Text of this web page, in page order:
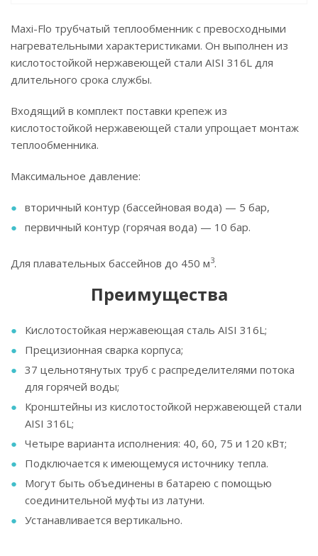
Maxi-Flo трубчатый теплообменник с превосходными
нагревательными характеристиками. Он выполнен из
кислотостойкой нержавеющей стали AISI 316L для
длительного срока службы.
Входящий в комплект поставки крепеж из
кислотостойкой нержавеющей стали упрощает монтаж
теплообменника.
Максимальное давление:
вторичный контур (бассейновая вода) — 5 бар,
первичный контур (горячая вода) — 10 бар.
Для плавательных бассейнов до 450 м3.
Преимущества
Кислотостойкая нержавеющая сталь AISI 316L;
Прецизионная сварка корпуса;
37 цельнотянутых труб с распределителями потока
для горячей воды;
Кронштейны из кислотостойкой нержавеющей стали
AISI 316L;
Четыре варианта исполнения: 40, 60, 75 и 120 кВт;
Подключается к имеющемуся источнику тепла.
Могут быть объединены в батарею с помощью
соединительной муфты из латуни.
Устанавливается вертикально.